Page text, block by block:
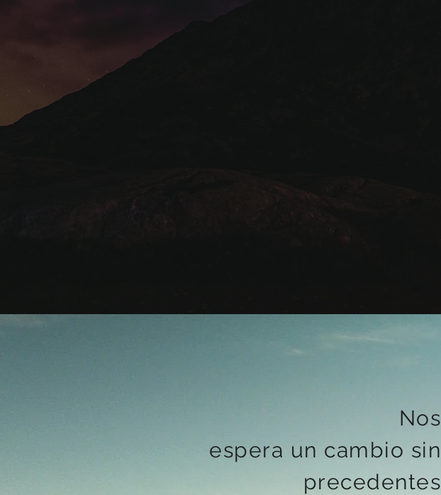
Nos
espera un cambio sin
precedentes